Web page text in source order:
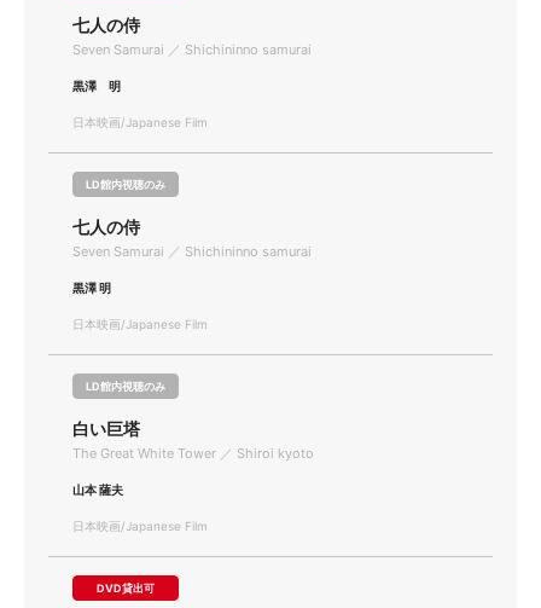
七人の侍
Seven Samurai ／ Shichininno samurai
黒澤 明
日本映画/Japanese Film
LD館内視聴のみ
七人の侍
Seven Samurai ／ Shichininno samurai
黒澤 明
日本映画/Japanese Film
LD館内視聴のみ
白い巨塔
The Great White Tower ／ Shiroi kyoto
山本 薩夫
日本映画/Japanese Film
DVD貸出可